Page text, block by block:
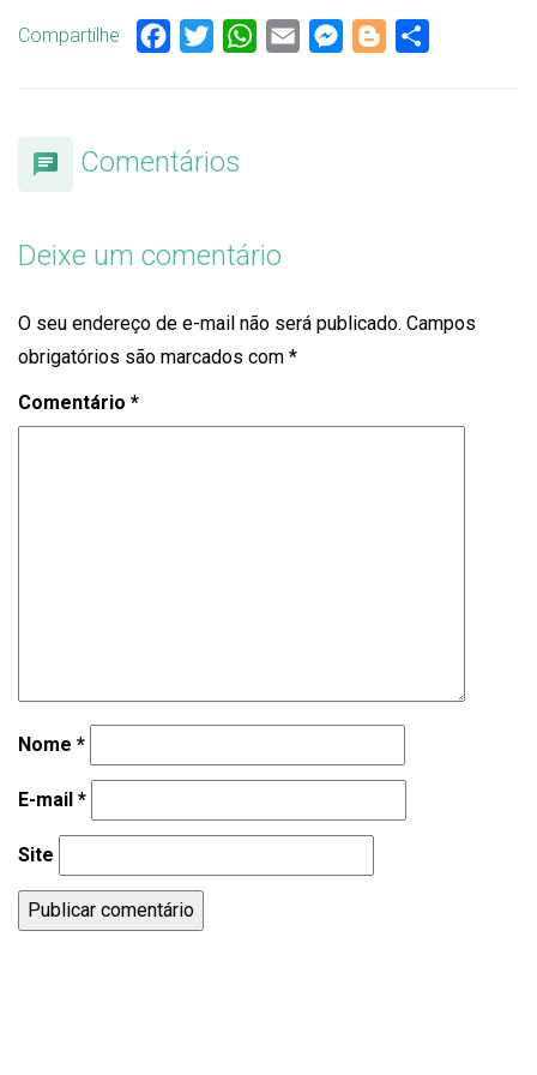
Compartilhe Facebook
TwitterWhatsApp
Email Messenger
Blogger
Comentários
Deixe um comentário
O seu endereço de e-mail não será publicado. Campos
obrigatórios são marcados com *
Comentário *
Nome *
E-mail *
Site